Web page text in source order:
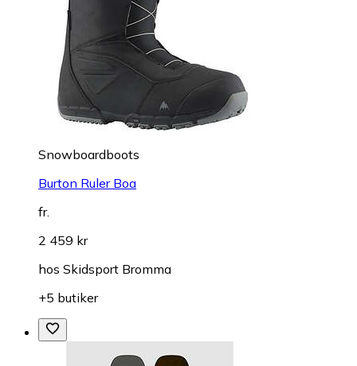
Snowboardboots
Burton Ruler Boa
fr.
2 459 kr
hos Skidsport Bromma
+5 butiker